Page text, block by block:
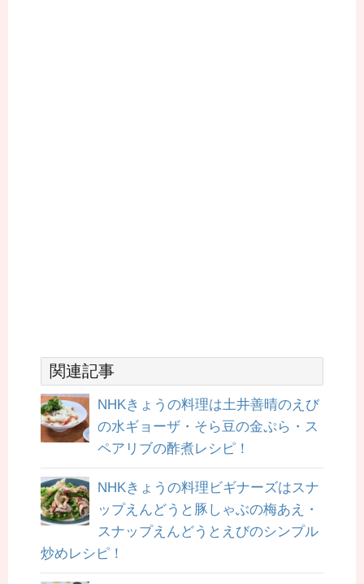
関連記事
NHKきょうの料理は土井善晴のえび
の水ギョーザ・そら豆の金ぷら・ス
ペアリブの酢煮レシピ！
NHKきょうの料理ビギナーズはスナ
ップえんどうと豚しゃぶの梅あえ・
スナップえんどうとえびのシンプル
炒めレシピ！